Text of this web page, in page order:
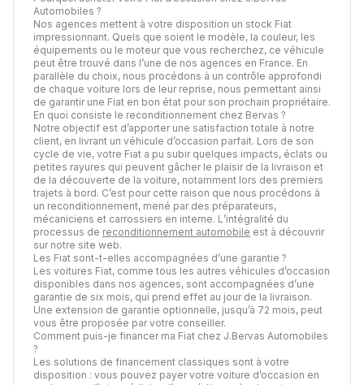
Automobiles ?
Nos agences mettent à votre disposition un stock Fiat
impressionnant. Quels que soient le modèle, la couleur, les
équipements ou le moteur que vous recherchez, ce véhicule
peut être trouvé dans l’une de nos agences en France. En
parallèle du choix, nous procédons à un contrôle approfondi
de chaque voiture lors de leur reprise, nous permettant ainsi
de garantir une Fiat en bon état pour son prochain propriétaire.
En quoi consiste le reconditionnement chez Bervas ?
Notre objectif est d’apporter une satisfaction totale à notre
client, en livrant un véhicule d’occasion parfait. Lors de son
cycle de vie, votre Fiat a pu subir quelques impacts, éclats ou
petites rayures qui peuvent gâcher le plaisir de la livraison et
de la découverte de la voiture, notamment lors des premiers
trajets à bord. C’est pour cette raison que nous procédons à
un reconditionnement, mené par des préparateurs,
mécaniciens et carrossiers en interne. L’intégralité du
processus de reconditionnement automobile est à découvrir
sur notre site web.
Les Fiat sont-t-elles accompagnées d’une garantie ?
Les voitures Fiat, comme tous les autres véhicules d’occasion
disponibles dans nos agences, sont accompagnées d’une
garantie de six mois, qui prend effet au jour de la livraison.
Une extension de garantie optionnelle, jusqu’à 72 mois, peut
vous être proposée par votre conseiller.
Comment puis-je financer ma Fiat chez J.Bervas Automobiles
?
Les solutions de financement classiques sont à votre
disposition : vous pouvez payer votre voiture d’occasion en